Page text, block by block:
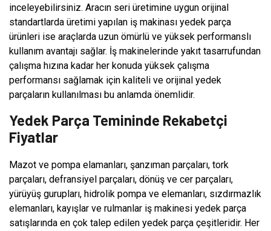
inceleyebilirsiniz. Aracın seri üretimine uygun orijinal
standartlarda üretimi yapılan iş makinası yedek parça
ürünleri ise araçlarda uzun ömürlü ve yüksek performanslı
kullanım avantajı sağlar. İş makinelerinde yakıt tasarrufundan
çalışma hızına kadar her konuda yüksek çalışma
performansı sağlamak için kaliteli ve orijinal yedek
parçaların kullanılması bu anlamda önemlidir.
Yedek Parça Temininde Rekabetçi
Fiyatlar
Mazot ve pompa elamanları, şanzıman parçaları, tork
parçaları, defransiyel parçaları, dönüş ve cer parçaları,
yürüyüş gurupları, hidrolik pompa ve elemanları, sızdırmazlık
elemanları, kayışlar ve rulmanlar iş makinesi yedek parça
satışlarında en çok talep edilen yedek parça çeşitleridir. Her